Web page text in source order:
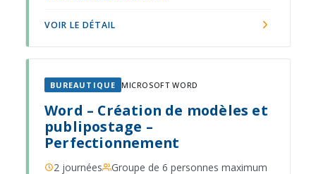
VOIR LE DÉTAIL
BUREAUTIQUE MICROSOFT WORD
Word – Création de modèles et
publipostage –
Perfectionnement
2 journées Groupe de 6 personnes maximum